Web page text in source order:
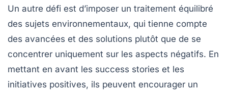
Un autre défi est d’imposer un traitement équilibré
des sujets environnementaux, qui tienne compte
des avancées et des solutions plutôt que de se
concentrer uniquement sur les aspects négatifs. En
mettant en avant les success stories et les
initiatives positives, ils peuvent encourager un